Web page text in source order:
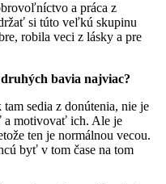
a práca z
si túto veľkú skupinu
robila veci z lásky a pre
bavia najviac?
sedia z donútenia, nie je
a motivovať ich. Ale je
ten je normálnou vecou.
byť v tom čase na tom